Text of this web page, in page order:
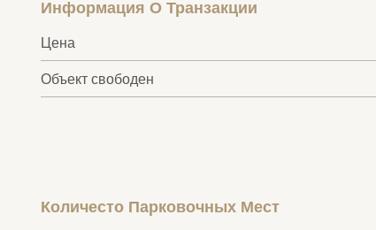
Информация О Транзакции
Цена
Объект свободен
Количесто Парковочных Мест